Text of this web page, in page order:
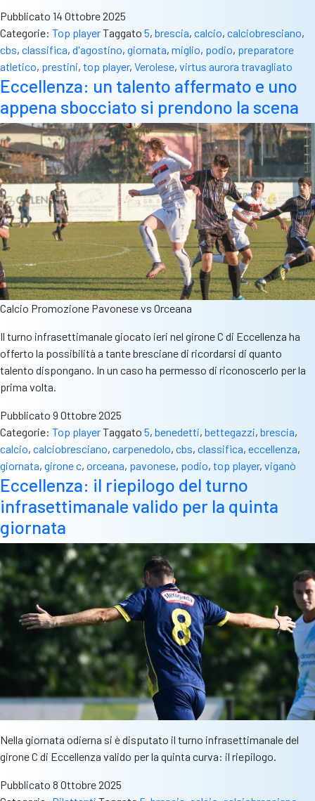
Pubblicato 14 Ottobre 2025
Categorie: Top playerTaggato 5, brescia, calcio, calciobresciano,
cbs, classifica, d'agostino, giornata, miglio, podio, preparatore
atletico, prestini, top player, Verolese, virtus aurora travagliato
Eccellenza: un talento affermato e uno
appena sbocciato si prendono la scena
Calcio Promozione Pavonese vs Orceana
Il turno infrasettimanale giocato ieri nel girone C di Eccellenza ha
offerto la possibilità a tante bresciane di ricordarsi di quanto
talento dispongano. In un caso ha permesso di riconoscerlo per la
prima volta.
Pubblicato 9 Ottobre 2025
Categorie: Top playerTaggato 5, benedetti, bettegazzi, brescia,
calcio, calciobresciano, carpenedolo, cbs, classifica, eccellenza,
giornata, girone c, orceana, pavonese, podio, top player, viganò
Eccellenza: il riepilogo del turno
infrasettimanale valido per la quinta
giornata
Nella giornata odierna si è disputato il turno infrasettimanale del
girone C di Eccellenza valido per la quinta curva: il riepilogo.
Pubblicato 8 Ottobre 2025